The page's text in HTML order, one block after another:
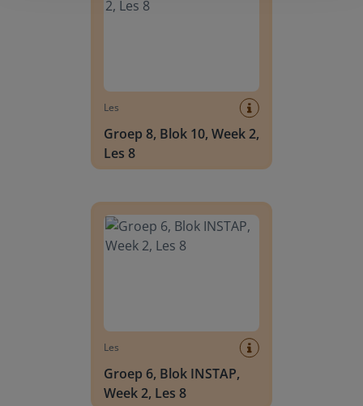
Les
Groep 8, Blok 10, Week 2,
Les 8
Les
Groep 6, Blok INSTAP,
Week 2, Les 8